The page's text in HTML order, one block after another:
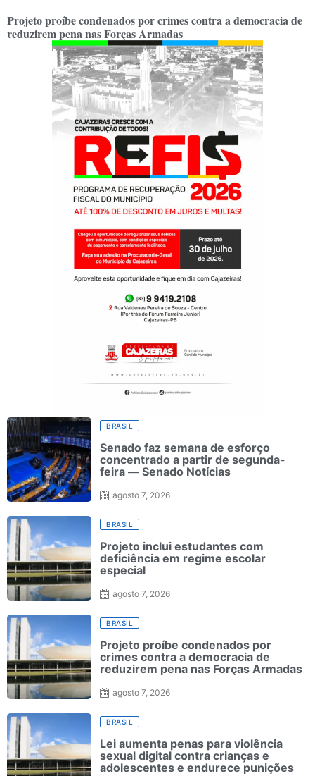
Projeto proíbe condenados por crimes contra a democracia de
reduzirem pena nas Forças Armadas
BRASIL
Senado faz semana de esforço
concentrado a partir de segunda-
feira — Senado Notícias
agosto 7, 2026
BRASIL
Projeto inclui estudantes com
deficiência em regime escolar
especial
agosto 7, 2026
BRASIL
Projeto proíbe condenados por
crimes contra a democracia de
reduzirem pena nas Forças Armadas
agosto 7, 2026
BRASIL
Lei aumenta penas para violência
sexual digital contra crianças e
adolescentes e endurece punições